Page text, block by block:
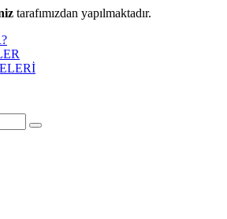
tarafımızdan yapılmaktadır.